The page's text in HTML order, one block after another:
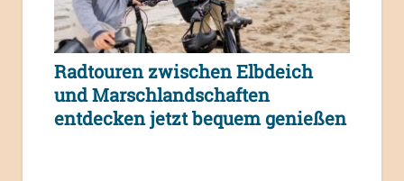
Radtouren zwischen Elbdeich
und Marschlandschaften
entdecken jetzt bequem genießen